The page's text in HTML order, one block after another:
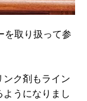
を取り扱って参
ンク剤もライン
うになりまし